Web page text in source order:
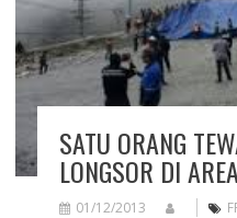
SATU ORANG
LONGSOR DI
01/12/2013